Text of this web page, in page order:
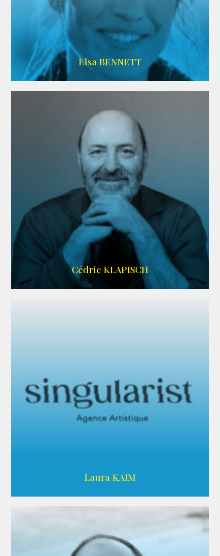
Elsa BENNETT
Cédric KLAPISCH
Laura KAIM